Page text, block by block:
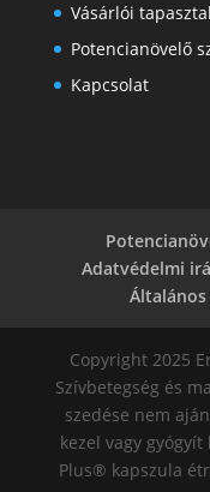
Vásárlói
Potencianövelő
Kapcsolat
Adatvédelmi
Copyright 2025
Szívbetegség és
szedése nem
kezel vagy
Plus® kapszula